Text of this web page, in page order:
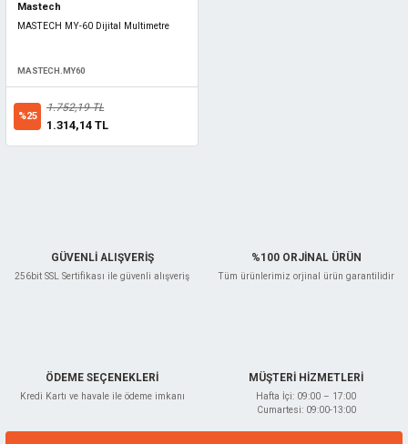
Mastech
MASTECH MY-60 Dijital Multimetre
MASTECH.MY60
%25
1.752,19 TL
1.314,14 TL
GÜVENLİ ALIŞVERİŞ
256bit SSL Sertifikası ile güvenli alışveriş
%100 ORJİNAL ÜRÜN
Tüm ürünlerimiz orjinal ürün garantilidir
ÖDEME SEÇENEKLERİ
Kredi Kartı ve havale ile ödeme imkanı
MÜŞTERİ HİZMETLERİ
Hafta İçi: 09:00 – 17:00
Cumartesi: 09:00-13:00